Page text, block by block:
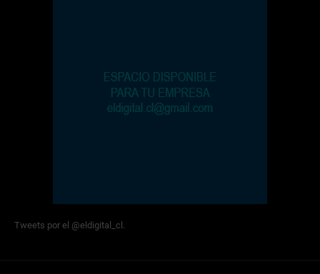
Tweets por el @eldigital_cl.